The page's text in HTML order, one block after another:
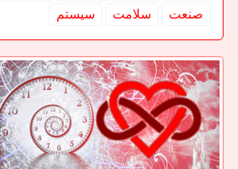
صنعت
سلامت سیستم